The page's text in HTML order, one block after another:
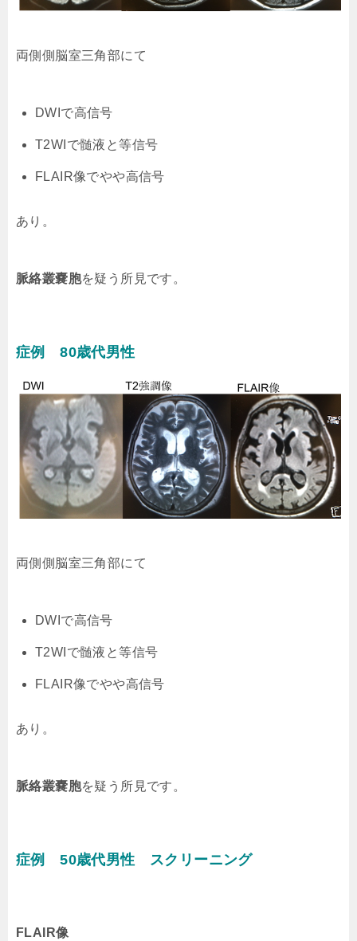
両側側脳室三角部にて
DWIで高信号
T2WIで髄液と等信号
FLAIR像でやや高信号
あり。
脈絡叢嚢胞を疑う所見です。
症例 80歳代男性
両側側脳室三角部にて
DWIで高信号
T2WIで髄液と等信号
FLAIR像でやや高信号
あり。
脈絡叢嚢胞を疑う所見です。
症例 50歳代男性 スクリーニング
FLAIR像